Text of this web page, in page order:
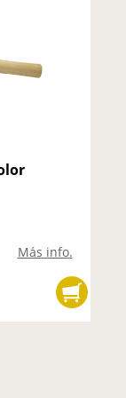
Más info.